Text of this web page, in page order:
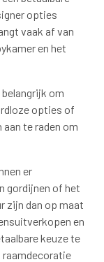
opties
vaak af van
en het
om
opties of
te raden om
er
gordijnen of het
zijn dan op maat
en
keuze te
raamdecoratie